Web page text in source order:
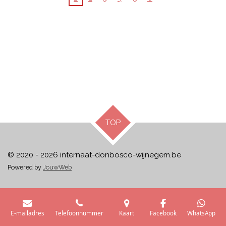
TOP
© 2020 - 2026 internaat-donbosco-wijnegem.be
Powered by JouwWeb
E-mailadres Telefoonnummer Kaart Facebook WhatsApp